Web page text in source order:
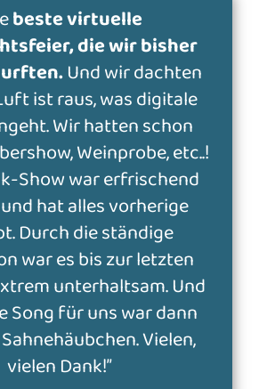
beste virtuelle
die wir bisher
Und wir dachten
ist raus, was digitale
Wir hatten schon
Weinprobe, etc..!
Show war erfrischend
hat alles vorherige
Durch die ständige
war es bis zur letzten
unterhaltsam. Und
Song für uns war dann
Vielen,
vielen Dank!”